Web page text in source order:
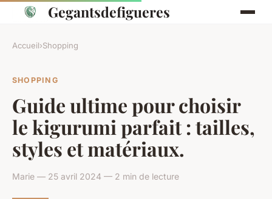
Gegantsdefigueres
Accueil›Shopping
SHOPPING
Guide ultime pour choisir
le kigurumi parfait : tailles,
styles et matériaux.
Marie — 25 avril 2024 — 2 min de lecture